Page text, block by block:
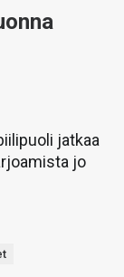
jatkaa
jo